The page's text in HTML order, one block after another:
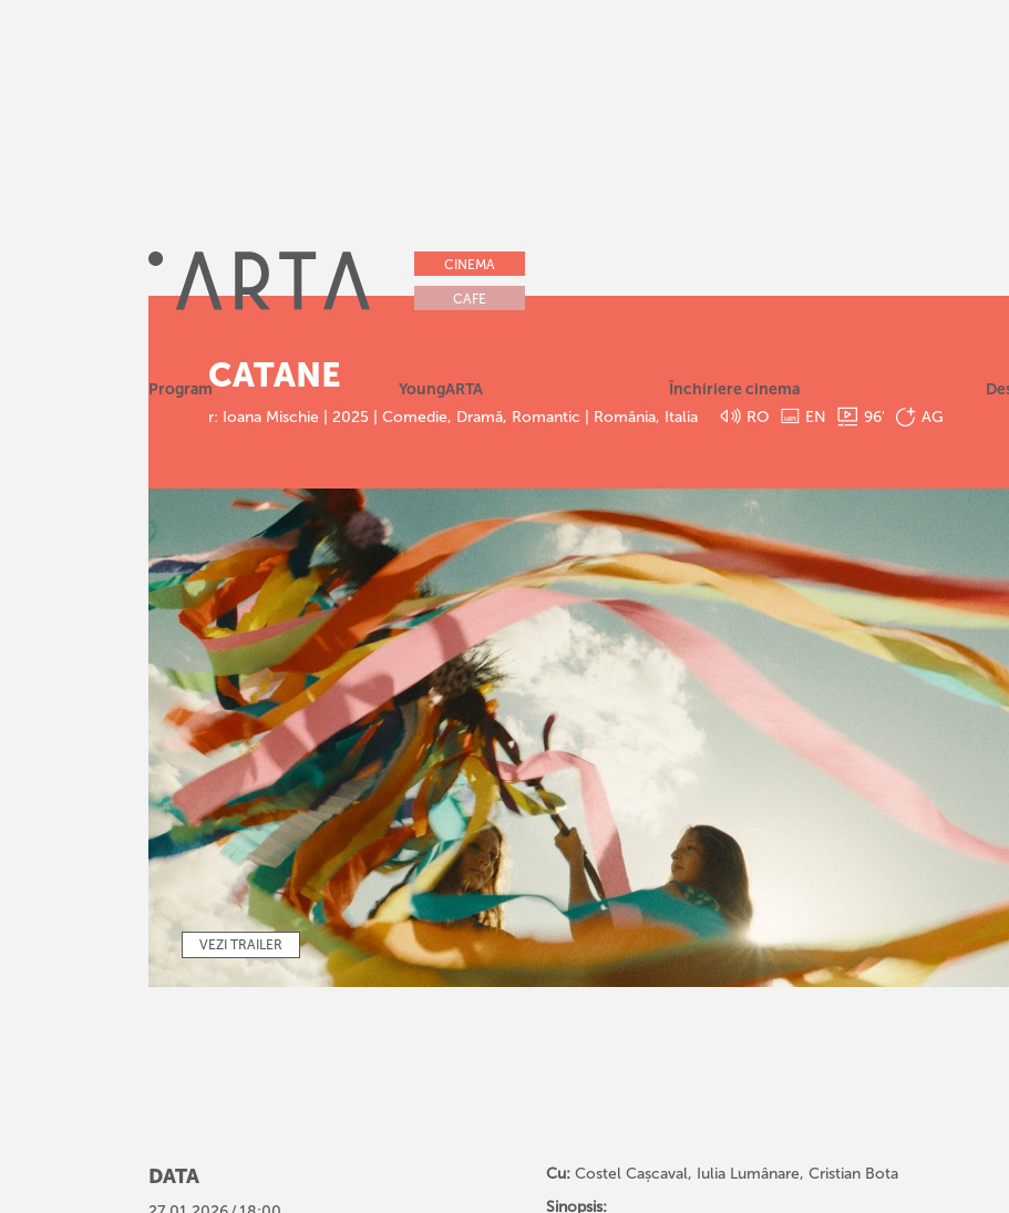
CINEMA
CAFE
Program YoungARTA Închiriere cinema
CATANE
r: Ioana Mischie | 2025 | Comedie, Dramă, Romantic | România, Italia RO EN 96' AG
VEZI TRAILER
DATA Cu:Costel Cașcaval, Iulia Lumânare, Cristian Bota
Sinopsis: